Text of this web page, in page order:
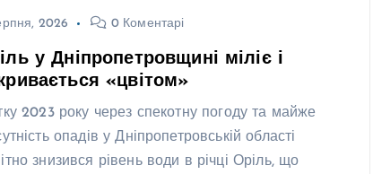
2026 0 Коментарі
у Дніпропетровщині міліє і
«цвітом»
2023 року через спекотну погоду та майже
опадів у Дніпропетровській області
знизився рівень води в річці Оріль, що